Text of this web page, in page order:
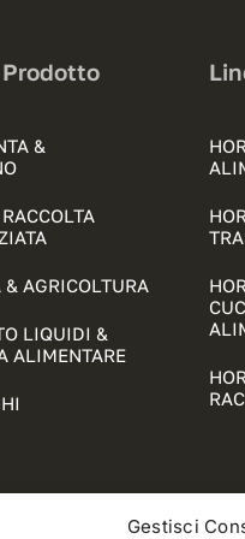
Gestisci
&
& AGRICOLTURA
LIQUIDI &
ALIMENTARE